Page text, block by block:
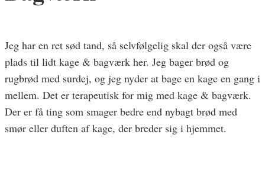
Jeg har en ret sød tand, så selvfølgelig skal der også være
plads til lidt kage & bagværk her. Jeg bager brød og
rugbrød med surdej, og jeg nyder at bage en kage en gang i
mellem. Det er terapeutisk for mig med kage & bagværk.
Der er få ting som smager bedre end nybagt brød med
smør eller duften af kage, der breder sig i hjemmet.